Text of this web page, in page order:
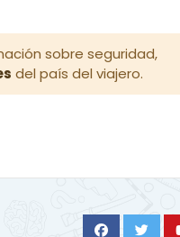
sobre seguridad,
del país del viajero.